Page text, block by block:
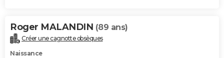
Roger MALANDIN (89 ans)
Créer une cagnotte obsèques
Naissance